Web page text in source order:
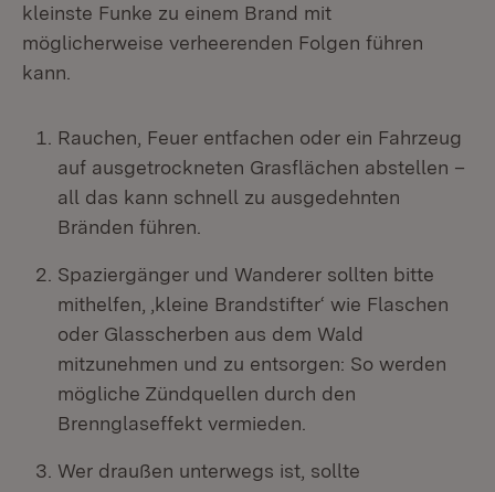
kleinste Funke zu einem Brand mit
möglicherweise verheerenden Folgen führen
kann.
Rauchen, Feuer entfachen oder ein Fahrzeug
auf ausgetrockneten Grasflächen abstellen –
all das kann schnell zu ausgedehnten
Bränden führen.
Spaziergänger und Wanderer sollten bitte
mithelfen, ‚kleine Brandstifter‘ wie Flaschen
oder Glasscherben aus dem Wald
mitzunehmen und zu entsorgen: So werden
mögliche Zündquellen durch den
Brennglaseffekt vermieden.
Wer draußen unterwegs ist, sollte